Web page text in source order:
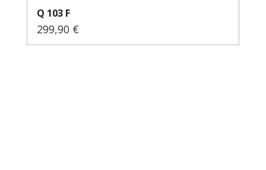
Q 103 F
Regulärer Preis:
299,90 €